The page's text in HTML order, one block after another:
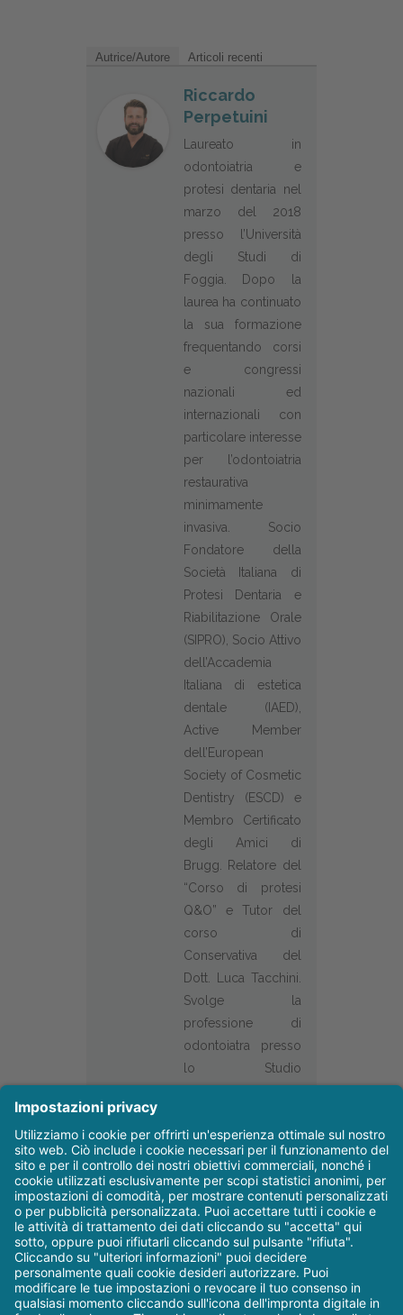
Autrice/Autore Articoli recenti
Riccardo
Perpetuini
Laureato in
odontoiatria e
protesi dentaria nel
marzo del 2018
presso l’Università
degli Studi di
Foggia. Dopo la
laurea ha continuato
la sua formazione
frequentando corsi
e congressi
nazionali ed
internazionali con
particolare interesse
per l’odontoiatria
restaurativa
minimamente
invasiva. Socio
Fondatore della
Società Italiana di
Protesi Dentaria e
Riabilitazione Orale
(SIPRO), Socio Attivo
dell’Accademia
Italiana di estetica
dentale (IAED),
Active Member
dell’European
Society of Cosmetic
Dentistry (ESCD) e
Membro Certificato
degli Amici di
Brugg. Relatore del
“Corso di protesi
Q&O” e Tutor del
corso di
Conservativa del
Dott. Luca Tacchini.
Svolge la
professione di
odontoiatra presso
lo Studio
Italian Dental
Creation, con
particolare interesse
presso la protesi
dentaria e la
conservativa.